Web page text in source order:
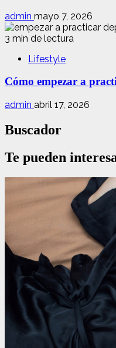
admin mayo 7, 2026
3 min de lectura
Lifestyle
Cómo empezar a
admin abril 17, 2026
Buscador
Te pueden